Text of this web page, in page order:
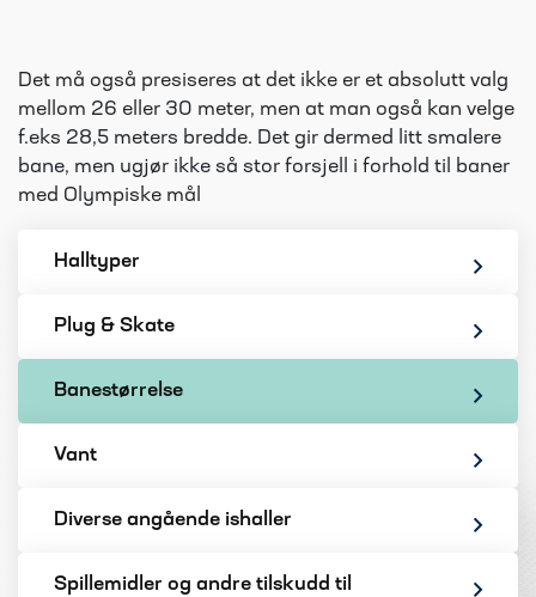
Det må også presiseres at det ikke er et absolutt valg
mellom 26 eller 30 meter, men at man også kan velge
f.eks 28,5 meters bredde. Det gir dermed litt smalere
bane, men ugjør ikke så stor forsjell i forhold til baner
med Olympiske mål
Halltyper
Plug & Skate
Banestørrelse
Vant
Diverse angående ishaller
Spillemidler og andre tilskudd til